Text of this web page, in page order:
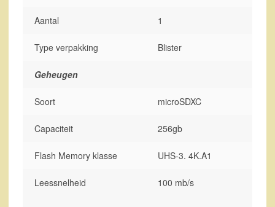
Aantal 1
Type verpakking Blister
Geheugen
Soort microSDXC
Capaciteit 256gb
Flash Memory klasse UHS-3. 4K.A1
Leessnelheid 100 mb/s